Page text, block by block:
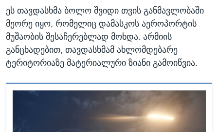
ეს თავდასხმა ბოლო შვიდი თვის განმავლობაში
მეორე იყო, რომელიც დამასკოს აეროპორტის
მუშაობის შესაჩერებლად მოხდა. არმიის
განცხადებით, თავდასხმამ ახლომდებარე
ტერიტორიაზე მატერიალური ზიანი გამოიწვია.